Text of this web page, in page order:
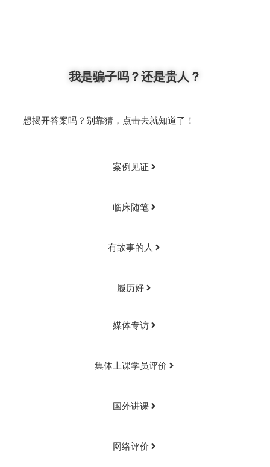
我是骗子吗？还是贵人？
想揭开答案吗？别靠猜，点击去就知道了！
案例见证
临床随笔
有故事的人
履历好
媒体专访
集体上课学员评价
国外讲课
网络评价